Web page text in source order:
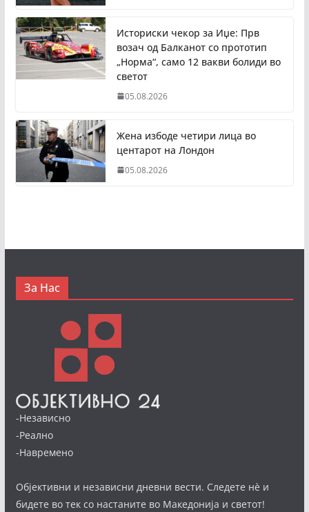
Историски чекор за Иџе: Прв
возач од Балканот со прототип
„Норма“, само 12 вакви болиди во
светот
05.08.2026
Жена избоде четири лица во
центарот на Лондон
05.08.2026
За Нас
-Независно
-Реално
-Навремено
Објективни и независни дневни вести. Следете нè и
бидете во тек со настаните во Македонија и светот!